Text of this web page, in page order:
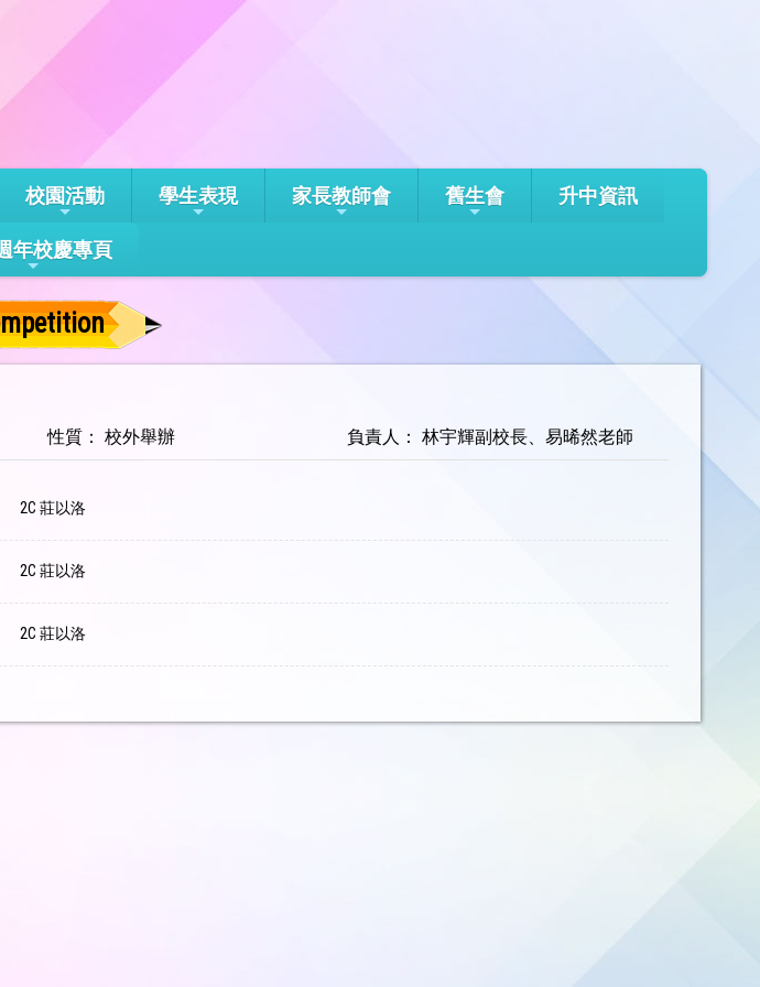
校園活動 學生表現 家長教師會 舊生會 升中資訊
年校慶專頁
性質： 校外舉辦 負責人： 林宇輝副校長、易晞然老師
2C 莊以洛
2C 莊以洛
2C 莊以洛